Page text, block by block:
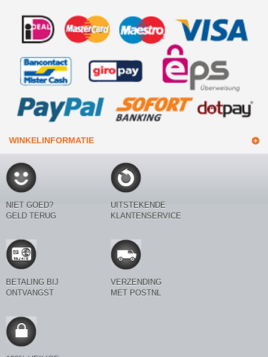
WINKELINFORMATIE
NIET GOED?
GELD TERUG
UITSTEKENDE
KLANTENSERVICE
BETALING BIJ
ONTVANGST
VERZENDING
MET POSTNL